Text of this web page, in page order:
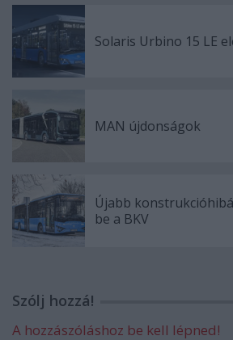
Solaris Urbino 15 LE
MAN újdonságok
Újabb
be a BKV
Szólj hozzá!
A hozzászóláshoz be kell lépned!